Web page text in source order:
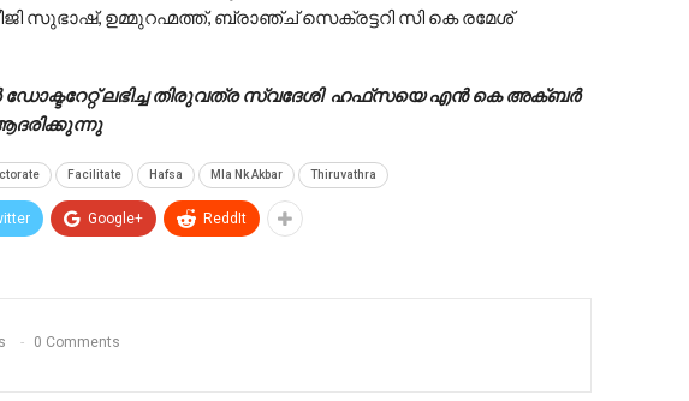
സുഭാഷ്, ഉമ്മുറഹ്മത്ത്, ബ്രാഞ്ച് സെക്രട്ടറി സി കെ രമേശ്‌
ഡോക്ടറേറ്റ് ലഭിച്ച തിരുവത്ര സ്വദേശി ഹഫ്‌സയെ എൻ കെ അക്ബർ
Facilitate Hafsa Mla Nk Akbar Thiruvathra
Google+ ReddIt
0 Comments